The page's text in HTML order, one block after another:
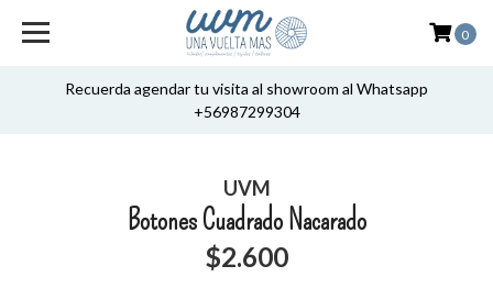
Recuerda agendar tu visita al showroom al Whatsapp
+56987299304
0
UVM
Botones Cuadrado Nacarado
$2.600